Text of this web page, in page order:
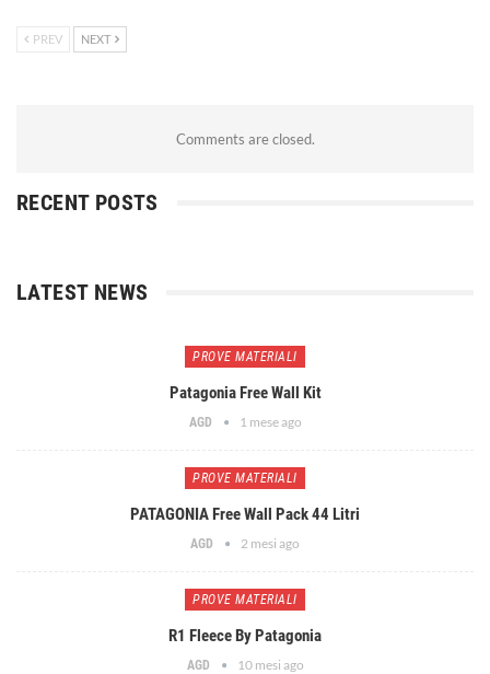
PREV NEXT
Comments are closed.
RECENT POSTS
LATEST NEWS
PROVE MATERIALI
Patagonia Free Wall Kit
AGD 1 mese ago
PROVE MATERIALI
PATAGONIA Free Wall Pack 44 Litri
AGD 2 mesi ago
PROVE MATERIALI
R1 Fleece By Patagonia
AGD 10 mesi ago